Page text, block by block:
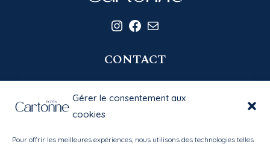
Gérer le consentement aux
cookies
Pour offrir les meilleures expériences, nous utilisons des technologies telles
Instagram
Facebook
E-mail
CONTACT
contact@sylviacartonne.fr